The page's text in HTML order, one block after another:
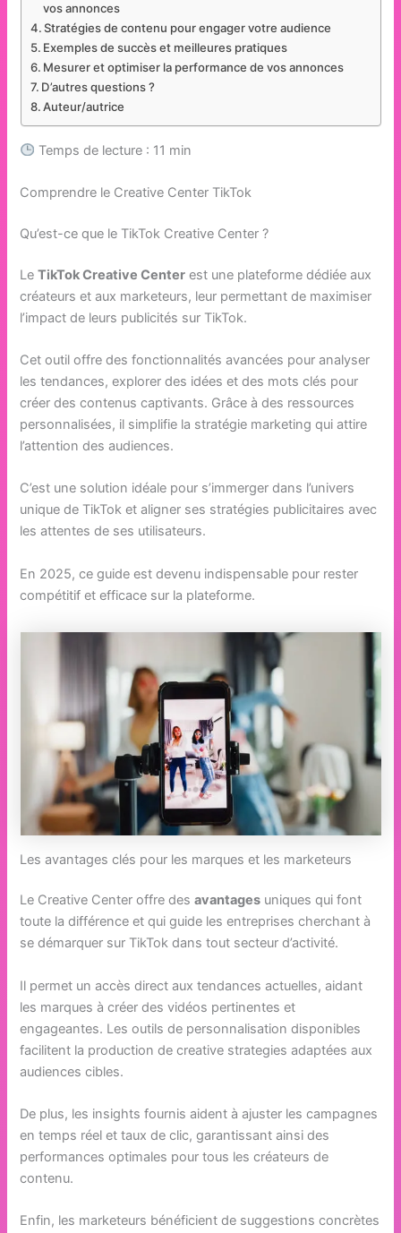
vos annonces
Stratégies de contenu pour engager votre audience
Exemples de succès et meilleures pratiques
Mesurer et optimiser la performance de vos annonces
D’autres questions ?
Auteur/autrice
Temps de lecture : 11 min
Comprendre le Creative Center TikTok
Qu’est-ce que le TikTok Creative Center ?
LeTikTok Creative Center est une plateforme dédiée aux
créateurs et aux marketeurs, leur permettant de maximiser
l’impact de leurs publicités sur TikTok.
Cet outil offre des fonctionnalités avancées pour analyser
les tendances, explorer des idées et des mots clés pour
créer des contenus captivants. Grâce à des ressources
personnalisées, il simplifie la stratégie marketing qui attire
l’attention des audiences.
C’est une solution idéale pour s’immerger dans l’univers
unique de TikTok et aligner ses stratégies publicitaires avec
les attentes de ses utilisateurs.
En 2025, ce guide est devenu indispensable pour rester
compétitif et efficace sur la plateforme.
Les avantages clés pour les marques et les marketeurs
Le Creative Center offre desavantages uniques qui font
toute la différence et qui guide les entreprises cherchant à
se démarquer sur TikTok dans tout secteur d’activité.
Il permet un accès direct aux tendances actuelles, aidant
les marques à créer des vidéos pertinentes et
engageantes. Les outils de personnalisation disponibles
facilitent la production de creative strategies adaptées aux
audiences cibles.
De plus, les insights fournis aident à ajuster les campagnes
en temps réel et taux de clic, garantissant ainsi des
performances optimales pour tous les créateurs de
contenu.
Enfin, les marketeurs bénéficient de suggestions concrètes